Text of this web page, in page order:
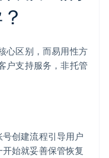
心区别，而易用性方
户支持服务，非托管
创建流程引导用户
始就妥善保管恢复